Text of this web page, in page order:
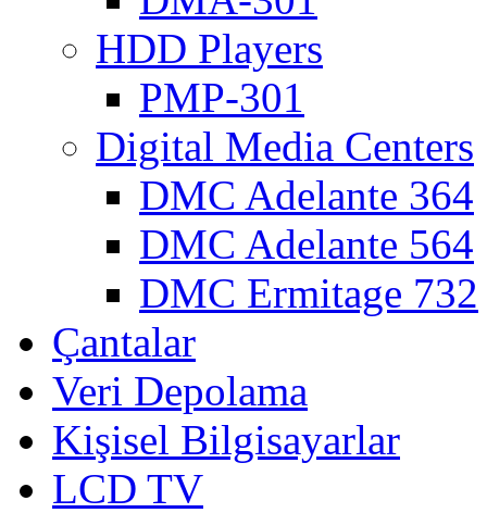
HDD Players
PMP-301
Digital Media Centers
DMC Adelante 364
DMC Adelante 564
DMC Ermitage 732
Çantalar
Veri Depolama
Kişisel Bilgisayarlar
LCD TV